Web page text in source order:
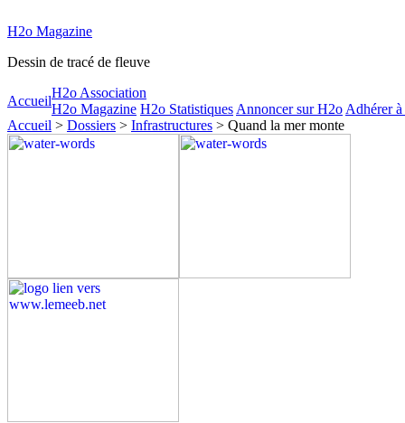
H2o Magazine
Dessin de tracé de fleuve
Accueil
H2o Association
H2o Magazine H2o Statistiques Annoncer sur H2o Adhérer
Accueil > Dossiers > Infrastructures > Quand la mer monte